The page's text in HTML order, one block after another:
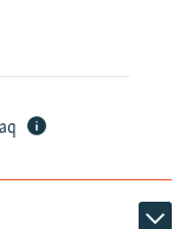
480p